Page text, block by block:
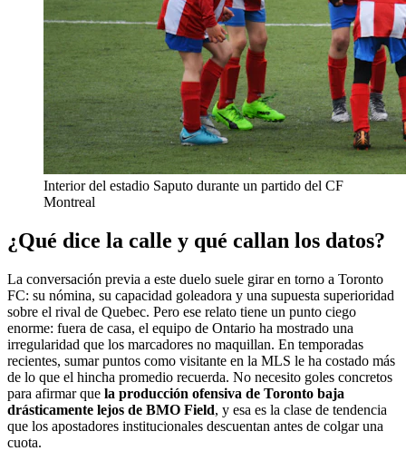
Interior del estadio Saputo durante un partido del CF
Montreal
¿Qué dice la calle y qué callan los datos?
La conversación previa a este duelo suele girar en torno a Toronto
FC: su nómina, su capacidad goleadora y una supuesta superioridad
sobre el rival de Quebec. Pero ese relato tiene un punto ciego
enorme: fuera de casa, el equipo de Ontario ha mostrado una
irregularidad que los marcadores no maquillan. En temporadas
recientes, sumar puntos como visitante en la MLS le ha costado más
de lo que el hincha promedio recuerda. No necesito goles concretos
para afirmar que la producción ofensiva de Toronto baja
drásticamente lejos de BMO Field, y esa es la clase de tendencia
que los apostadores institucionales descuentan antes de colgar una
cuota.